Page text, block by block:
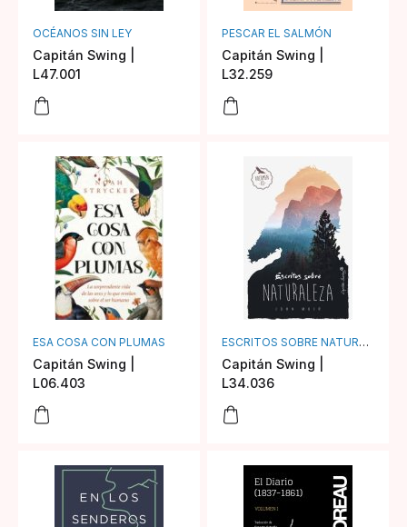
OCÉANOS SIN LEY
Capitán Swing |
L47.001
PESCAR EL SALMÓN
Capitán Swing |
L32.259
ESA COSA CON PLUMAS
Capitán Swing |
L06.403
ESCRITOS SOBRE NATURALEZA
Capitán Swing |
L34.036